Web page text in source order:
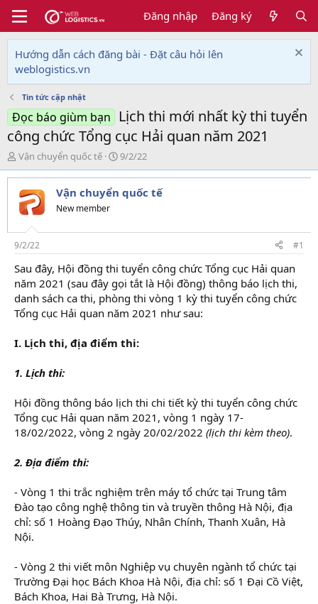
Đăng nhập Đăng ký
Hướng dẫn cách đăng bài - Đặt câu hỏi lên
weblogistics.vn
Tin tức cập nhật
Đọc báo giùm bạn
Lịch thi mới nhất kỳ thi tuyển
công chức Tổng cục Hải quan năm 2021
T
h
r
e
a
d
s
t
a
r
t
e
r
Vận chuyển quốc tế
N
g
à
y
i
9/2/22
Vận chuyển quốc tế
New member
9/2/22 #1
Sau đây, Hội đồng thi tuyển công chức Tổng cục Hải quan
năm 2021 (sau đây gọi tắt là Hội đồng) thông báo lịch thi,
danh sách ca thi, phòng thi vòng 1 kỳ thi tuyển công chức
Tổng cục Hải quan năm 2021 như sau:
I. Lịch thi, địa điểm thi:
1. Lịch thi:
Hội đồng thông báo lịch thi chi tiết kỳ thi tuyển công chức
Tổng cục Hải quan năm 2021, vòng 1 ngày 17-
18/02/2022, vòng 2 ngày 20/02/2022 (lịch thi kèm theo).
2. Địa điểm thi:
- Vòng 1 thi trắc nghiệm trên máy tổ chức tại Trung tâm
Đào tạo công nghệ thông tin và truyền thông Hà Nội, địa
chỉ: số 1 Hoàng Đạo Thúy, Nhân Chính, Thanh Xuân, Hà
Nội.
- Vòng 2 thi viết môn Nghiệp vụ chuyên ngành tổ chức tại
Trường Đại học Bách Khoa Hà Nội, địa chỉ: số 1 Đại Cồ Việt,
Bách Khoa, Hai Bà Trưng, Hà Nội.